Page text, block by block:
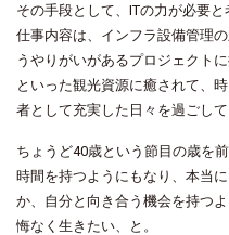
その手段として、ITの力が必要
仕事内容は、インフラ設備管理
うやりがいがあるプロジェクト
といった観光資源に癒されて、
者として充実した日々を過ごして
ちょうど40歳という節目の歳を
時間を持つようにもなり、本当
か、自分と向き合う機会を持つ
悔なく生きたい、と。